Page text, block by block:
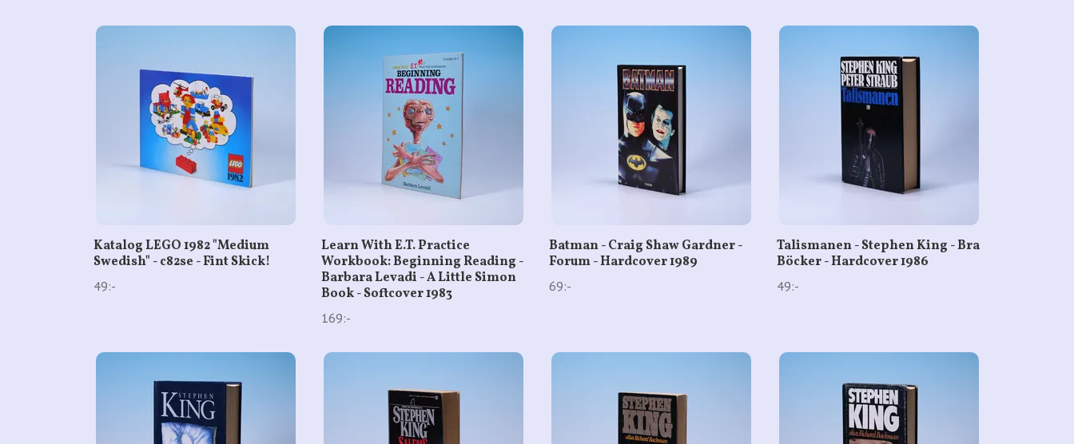
Katalog LEGO 1982 "Medium
Swedish" - c82se - Fint Skick!
49:-
Learn With E.T. Practice
Workbook: Beginning Reading -
Barbara Levadi - A Little Simon
Book - Softcover 1983
169:-
Batman - Craig Shaw Gardner -
Forum - Hardcover 1989
69:-
Talismanen - Stephen King - Bra
Böcker - Hardcover 1986
49:-